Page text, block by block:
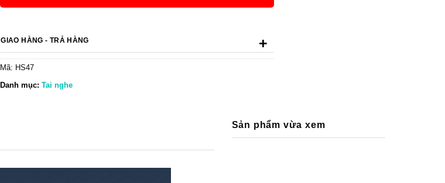
GIAO HÀNG - TRẢ HÀNG +
Mã: HS47
Danh mục:Tai nghe
Sản phẩm vừa xem